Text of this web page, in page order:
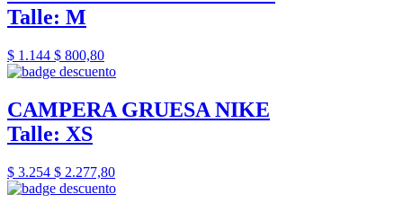
Talle: M
$ 1.144 $ 800,80
CAMPERA GRUESA NIKE
Talle: XS
$ 3.254 $ 2.277,80